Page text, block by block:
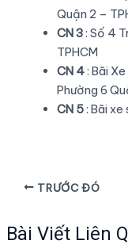
Quận 2 –
CN 3: Số 4
TPHCM
CN 4: Bãi
Phường 6
CN 5: Bãi xe
Điều
bài
viết
TRƯỚC ĐÓ
Bài Viết Liên